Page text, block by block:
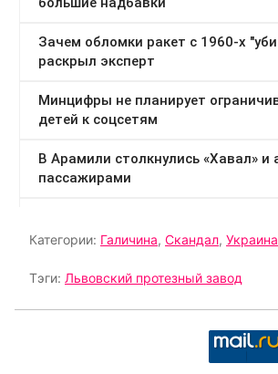
Категории: Галичина, Скандал, Украина
Тэги: Львовский протезный завод